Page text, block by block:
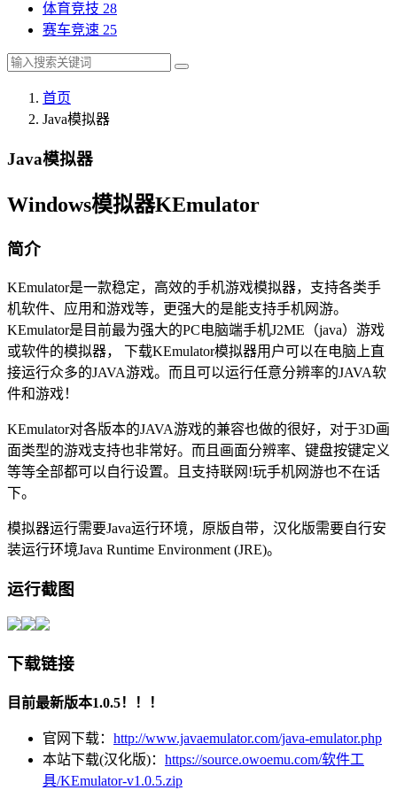
体育竞技 28
赛车竞速 25
首页
Java模拟器
Java模拟器
Windows模拟器KEmulator
简介
KEmulator是一款稳定，高效的手机游戏模拟器，支持各类手
机软件、应用和游戏等，更强大的是能支持手机网游。
KEmulator是目前最为强大的PC电脑端手机J2ME（java）游戏
或软件的模拟器， 下载KEmulator模拟器用户可以在电脑上直
接运行众多的JAVA游戏。而且可以运行任意分辨率的JAVA软
件和游戏！
KEmulator对各版本的JAVA游戏的兼容也做的很好，对于3D画
面类型的游戏支持也非常好。而且画面分辨率、键盘按键定义
等等全部都可以自行设置。且支持联网!玩手机网游也不在话
下。
模拟器运行需要Java运行环境，原版自带，汉化版需要自行安
装运行环境Java Runtime Environment (JRE)。
运行截图
下载链接
目前最新版本1.0.5！！！
官网下载： http://www.javaemulator.com/java-emulator.php
本站下载(汉化版)： https://source.owoemu.com/软件工
具/KEmulator-v1.0.5.zip